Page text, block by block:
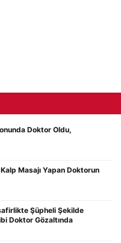
Doktor Oldu,
Masajı Yapan Doktorun
Şüpheli Şekilde
Doktor Gözaltında